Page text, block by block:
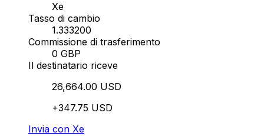
Xe
Tasso di cambio
1.333200
Commissione di trasferimento
0 GBP
Il destinatario riceve
26,664.00 USD
+347.75 USD
Invia con Xe